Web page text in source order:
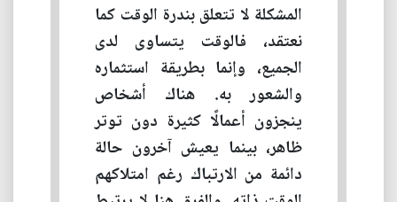
المشكلة لا تتعلق بندرة الوقت كما
نعتقد، فالوقت يتساوى لدى
الجميع، وإنما بطريقة استثماره
والشعور به. هناك أشخاص
ينجزون أعمالًا كثيرة دون توتر
ظاهر، بينما يعيش آخرون حالة
دائمة من الارتباك رغم امتلاكهم